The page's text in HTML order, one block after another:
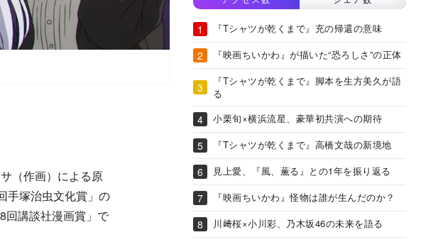
（作画）による原
手塚治虫文化賞」の
回講談社漫画賞」で
『Tシャツが乾くまで』充の帰還の意味
『映画ちいかわ』が描いた“恐ろしさ”の正体
『Tシャツが乾くまで』脚本を生方美久が語
る
小栗旬×横浜流星、豪華初共演への期待
『Tシャツが乾くまで』高橋文哉の新境地
見上愛、『風、薫る』との1年を振り返る
『映画ちいかわ』怪物は誰が生んだのか？
川﨑桜×小川彩、乃木坂46の未来を語る